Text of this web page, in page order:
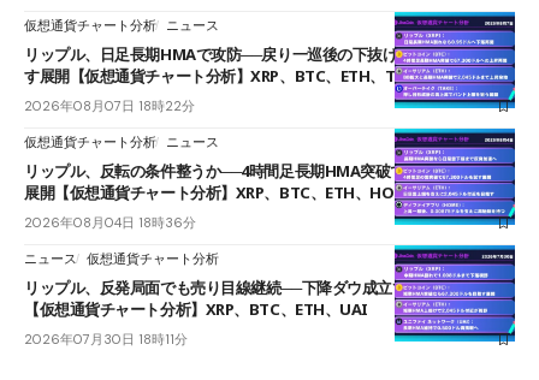
仮想通貨チャート分析 ニュース
リップル、日足長期HMAで攻防──戻り一巡後の下抜けで0.95ドルを試
す展開【仮想通貨チャート分析】XRP、BTC、ETH、TAKE
2026年08月07日 18時22分
仮想通貨チャート分析 ニュース
リップル、反転の条件整うか──4時間足長期HMA突破で雲下端を目指す
展開【仮想通貨チャート分析】XRP、BTC、ETH、HOME
2026年08月04日 18時36分
ニュース 仮想通貨チャート分析
リップル、反発局面でも売り目線継続──下降ダウ成立で下値追う展開
【仮想通貨チャート分析】XRP、BTC、ETH、UAI
2026年07月30日 18時11分